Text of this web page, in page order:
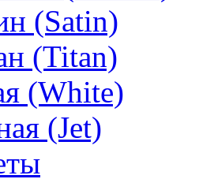
(Satin)
(Titan)
(White)
(Jet)